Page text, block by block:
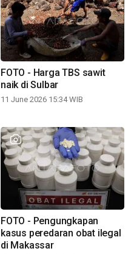
FOTO - Harga TBS sawit
naik di Sulbar
11 June 2026 15:34 WIB
FOTO - Pengungkapan
kasus peredaran obat ilegal
di Makassar